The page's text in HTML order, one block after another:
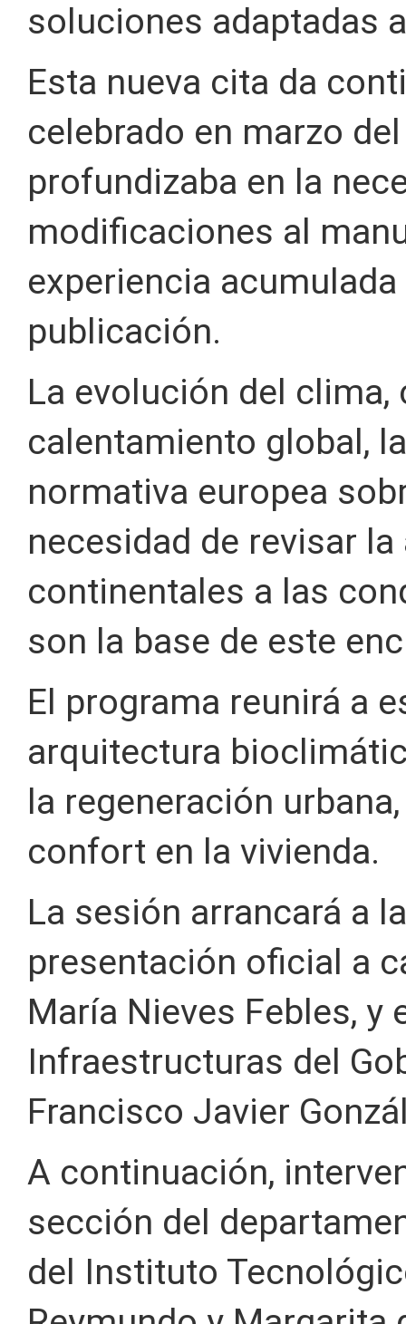
soluciones adaptadas
Esta nueva cita da
celebrado en marzo
profundizaba en la
modificaciones al
experiencia
publicación.
La evolución del
calentamiento global,
normativa europea
necesidad de revisar
continentales a las
son la base de este
El programa reunirá a
arquitectura
la regeneración
confort en la vivienda.
La sesión arrancará a
presentación oficial a
María Nieves Febles, y
Infraestructuras del
Francisco Javier
A continuación,
sección del
del Instituto